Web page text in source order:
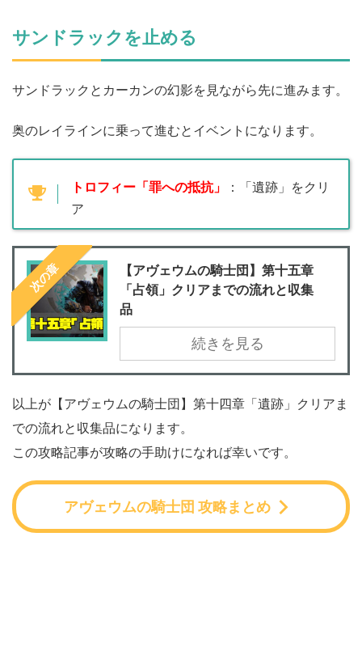
サンドラックを止める
サンドラックとカーカンの幻影を見ながら先に進みます。
奥のレイラインに乗って進むとイベントになります。
トロフィー「罪への抵抗」
：「遺跡」をクリ
ア
次の章
【アヴェウムの騎士団】第十五章
「占領」クリアまでの流れと収集
品
続きを見る
以上が【アヴェウムの騎士団】第十四章「遺跡」クリアま
での流れと収集品になります。
この攻略記事が攻略の手助けになれば幸いです。
アヴェウムの騎士団 攻略まとめ